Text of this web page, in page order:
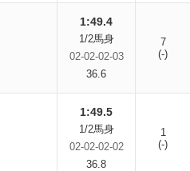
1:49.4
1/2馬身
02-02-02-03
36.6
7
(-)
1:49.5
1/2馬身
02-02-02-02
36.8
1
(-)